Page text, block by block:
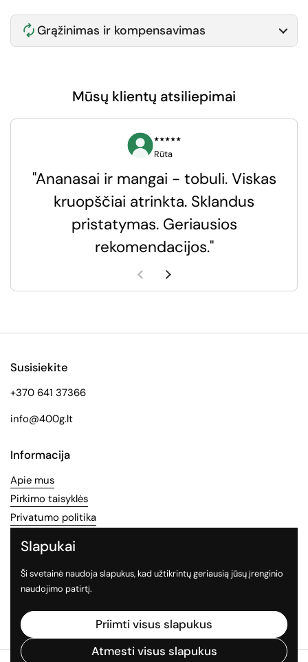
Grąžinimas ir kompensavimas
Mūsų klientų atsiliepimai
⭑⭑⭑⭑⭑
Rūta
"Ananasai ir mangai - tobuli. Viskas
kruopščiai atrinkta. Sklandus
pristatymas. Geriausios
rekomendacijos."
Ankstesnė skaidrė
Kita skaidrė
Susisiekite
+370 641 37366
info@400g.lt
Informacija
Apie mus
Pirkimo taisyklės
Privatumo politika
Socialinės medijos
Sekite mus socialiniuose tinkluose
Facebook
Slapukai
Ši svetainė naudoja slapukus, kad užtikrintų geriausią jūsų įrenginio
naudojimo patirtį.
Priimti visus slapukus
Atmesti visus slapukus